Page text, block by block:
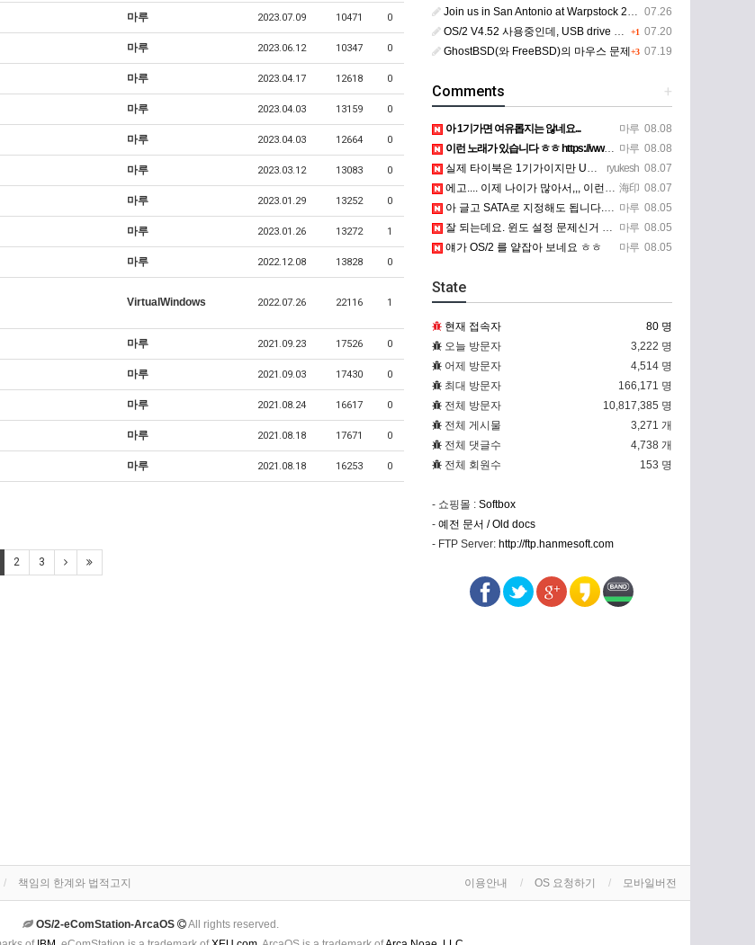
마루 2023.07.09 10471 0
마루 2023.06.12 10347 0
마루 2023.04.17 12618 0
마루 2023.04.03 13159 0
마루 2023.04.03 12664 0
마루 2023.03.12 13083 0
마루 2023.01.29 13252 0
마루 2023.01.26 13272 1
마루 2022.12.08 13828 0
VirtualWindows 2022.07.26 22116 1
마루 2021.09.23 17526 0
마루 2021.09.03 17430 0
마루 2021.08.24 16617 0
마루 2021.08.18 17671 0
마루 2021.08.18 16253 0
2 3
07.26
Join us in San Antonio at Warpstock 2026
+1 07.20
OS/2 V4.52 사용중인데, USB drive 사용 가능한지요?
+3 07.19
GhostBSD(와 FreeBSD)의 마우스 문제
+
Comments
마루 08.08
아 1기가면 여유롭지는 않네요...
마루 08.08
이런 노래가 있습니다 ㅎㅎ https://www.7-star.net/bbs/board.php?bo_table…
ryukesh 08.07
실제 타이북은 1기가이지만 UTM 설정에선 768mb 입니다. 1기가나 그 보다 넘게 설정하면 UTM 에뮬레…
海印 08.07
에고.... 이제 나이가 많아서,,, 이런 가상pc에 설치해보는 것도 귀찮군요.. ㅎㅎ 날씨도 덥고.....…
마루 08.05
아 글고 SATA로 지정해도 됩니다. 저 글 진짜 이상하네요. 옛날꺼 퍼와서 그런거 같은데요.
마루 08.05
잘 되는데요. 윈도 설정 문제신거 같은데. 크롬 브라우저나 파폭으로 해 보세요
마루 08.05
얘가 OS/2 를 얕잡아 보네요 ㅎㅎ
State
현재 접속자
80 명
오늘 방문자
3,222 명
어제 방문자
4,514 명
최대 방문자
166,171 명
전체 방문자
10,817,385 명
전체 게시물
3,271 개
전체 댓글수
4,738 개
전체 회원수
153 명
- 쇼핑몰 : Softbox
- 예전 문서 / Old docs
- FTP Server: http://ftp.hanmesoft.com
책임의 한계와 법적고지 이용안내 OS 요청하기 모바일버전
OS/2-eComStation-ArcaOS
All rights reserved.